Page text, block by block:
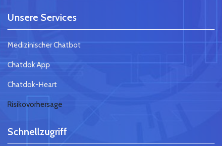
Unsere Services
Medizinischer Chatbot
Chatdok App
Chatdok-Heart
Risikovorhersage
Schnellzugriff